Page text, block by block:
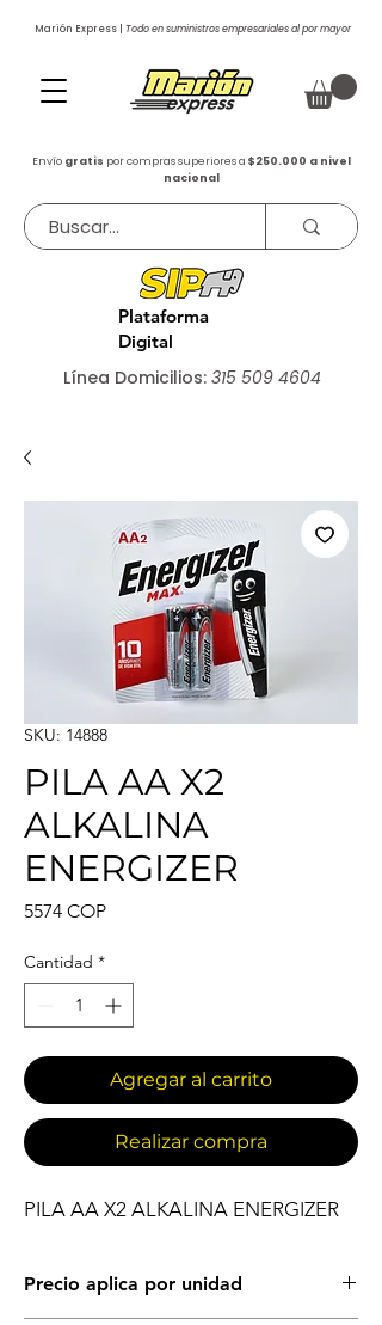
Envío gratis por compras superiores a $250.000 a nivel
nacional
Línea Domicilios: 315 509 4604
Marión Express | Todo en suministros empresariales al por mayor
Plataforma
Digital
SKU: 14888
PILA AA X2
ALKALINA
ENERGIZER
5574 COPPrecio
Cantidad *
Agregar al carrito
Realizar compra
PILA AA X2 ALKALINA ENERGIZER
Precio aplica por unidad